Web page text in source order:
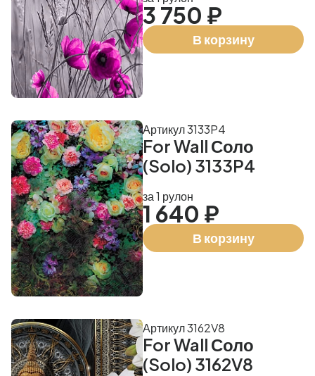
3 750 ₽
В корзину
For Wall Соло
(Solo) 3133P4
Артикул 3133P4
за 1 рулон
1 640 ₽
В корзину
For Wall Соло
(Solo) 3162V8
Артикул 3162V8